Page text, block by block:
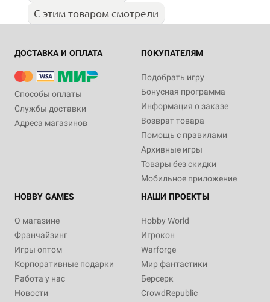
С этим товаром смотрели
ДОСТАВКА И ОПЛАТА
Способы оплаты
Службы доставки
Адреса магазинов
ПОКУПАТЕЛЯМ
Подобрать игру
Бонусная программа
Информация о заказе
Возврат товара
Помощь с правилами
Архивные игры
Товары без скидки
Мобильное приложение
HOBBY GAMES
О магазине
Франчайзинг
Игры оптом
Корпоративные подарки
Работа у нас
Новости
НАШИ ПРОЕКТЫ
Hobby World
Игрокон
Warforge
Мир фантастики
Берсерк
CrowdRepublic